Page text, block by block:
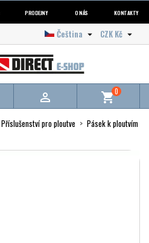
PRODEJNY O NÁS KONTAKTY
CZK Kč 
Čeština 
 shopping_cart0
Příslušenství pro ploutve
Pásek k ploutvím